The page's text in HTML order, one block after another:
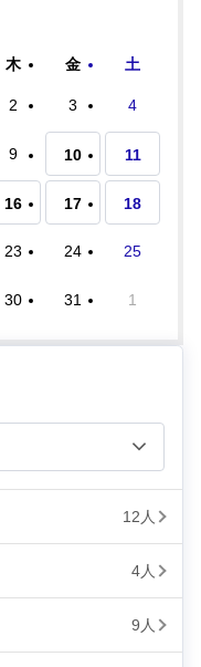
木 金 土
2 3 4
9 10 11
16 17 18
23 24 25
30 31 1
12人
4人
9人